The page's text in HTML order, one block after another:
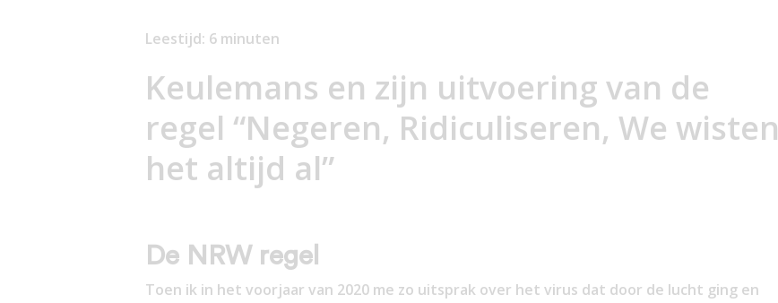
Leestijd: 6 minuten
Keulemans en zijn uitvoering van de
regel “Negeren, Ridiculiseren, We wisten
het altijd al”
De NRW regel
Toen ik in het voorjaar van 2020 me zo uitsprak over het virus dat door de lucht ging en